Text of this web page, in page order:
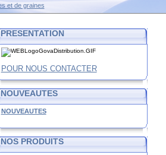
PRESENTATION
POUR NOUS CONTACTER
NOUVEAUTES
NOUVEAUTES
NOS PRODUITS